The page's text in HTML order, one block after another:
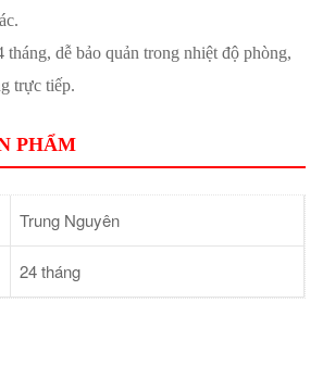
tháng, dễ bảo quản trong nhiệt độ phòng,
trực tiếp.
PHẨM
Trung Nguyên
24 tháng